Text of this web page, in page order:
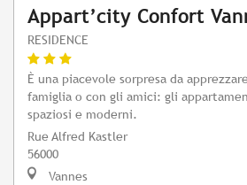
Appart’city Confort
RESIDENCE
È una piacevole sorpresa da
famiglia o con gli amici: gli
spaziosi e moderni.
Rue Alfred Kastler
56000
Vannes